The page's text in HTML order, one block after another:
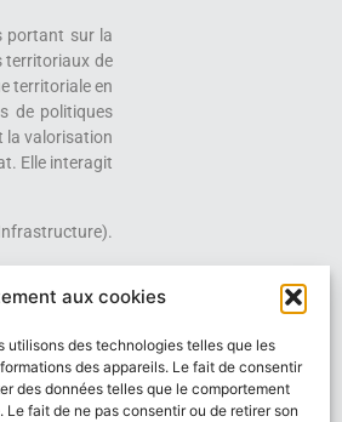
aux cookies
utilisons des technologies telles que les
des appareils. Le fait de consentir
des données telles que le comportement
fait de ne pas consentir ou de retirer son
portant sur la
territoriaux de
territoriale en
de politiques
la valorisation
Elle interagit